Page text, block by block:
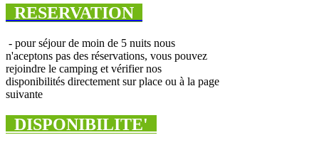
RESERVATION
- pour séjour de moin de 5 nuits nous
n'aceptons pas des réservations, vous pouvez
rejoindre le camping et vérifier nos
disponibilités directement sur place ou à la page
suivante
DISPONIBILITE'